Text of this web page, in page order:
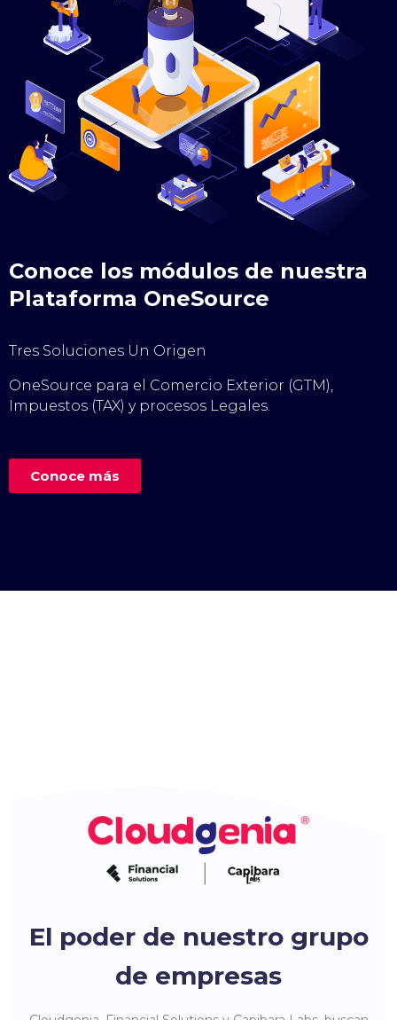
Conoce los módulos de nuestra
Plataforma OneSource
Tres Soluciones Un Origen
OneSource para el Comercio Exterior (GTM),
Impuestos (TAX) y procesos Legales.
Conoce más
El poder de nuestro grupo
de empresas